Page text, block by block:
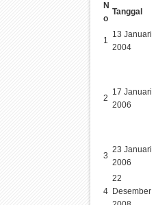
N
o
Tanggal
1
13 Januari
2004
2
17 Januari
2006
3
23 Januari
2006
4
22
Desember